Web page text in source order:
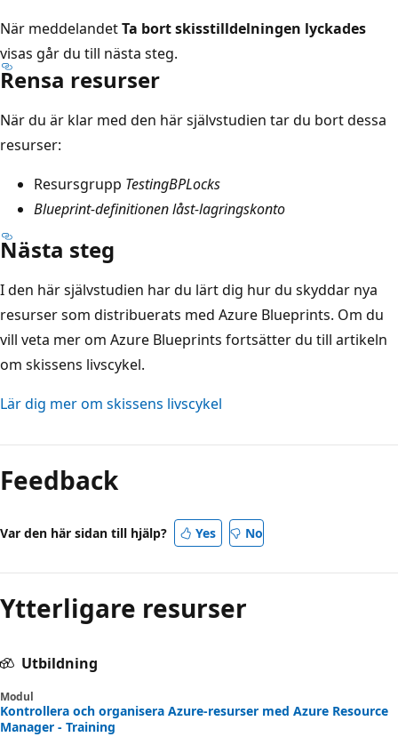
När meddelandetTa bort skisstilldelningen lyckades
visas går du till nästa steg.
Rensa resurser
När du är klar med den här självstudien tar du bort dessa
resurser:
Resursgrupp TestingBPLocks
Blueprint-definitionen låst-lagringskonto
Nästa steg
I den här självstudien har du lärt dig hur du skyddar nya
resurser som distribuerats med Azure Blueprints. Om du
vill veta mer om Azure Blueprints fortsätter du till artikeln
om skissens livscykel.
Lär dig mer om skissens livscykel
Feedback
Var den här sidan till hjälp? Yes No
Ytterligare resurser
Utbildning
Modul
Kontrollera och organisera Azure-resurser med Azure Resource
Manager - Training